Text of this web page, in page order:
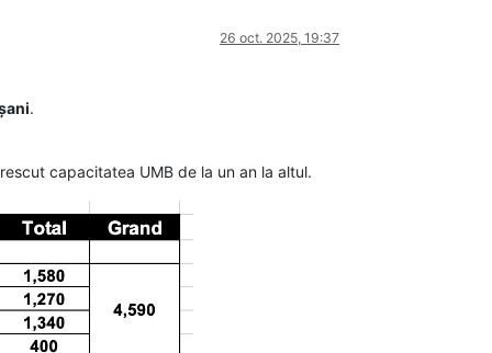
26 oct. 2025, 19:37
.
capacitatea UMB de la un an la altul.